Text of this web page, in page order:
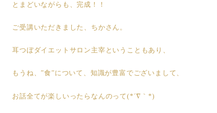
とまどいながらも、完成！！
ご受講いただきました、ちかさん。
耳つぼダイエットサロン主宰ということもあり、
もうね、”食”について、知識が豊富でございまして、
お話全てが楽しいったらなんのって(*´∇｀*)